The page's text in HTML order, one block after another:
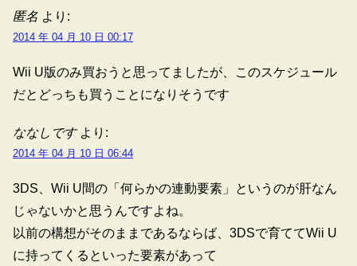
匿名 より:
2014 年 04 月 10 日 00:17
Wii U版のみ買おうと思ってましたが、このスケジュール
だとどっちも買うことになりそうです
ななしです より:
2014 年 04 月 10 日 06:44
3DS、Wii U間の「何らかの連動要素」というのが肝なん
じゃないかと思うんですよね。
以前の構想がそのままであるならば、3DSで育ててWii U
に持ってくるといった要素があって